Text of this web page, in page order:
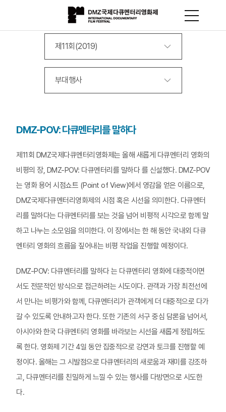
제11회(2019)
부대행사
DMZ-POV: 다큐멘터리를 말하다
제11회 DMZ국제다큐멘터리영화제는 올해 새롭게 다큐멘터리 영화의
비평의 장, DMZ-POV: 다큐멘터리를 말하다 를 신설했다. DMZ-POV
는 영화 용어 시점쇼트 (Point of View)에서 영감을 얻은 이름으로,
DMZ국제다큐멘터리영화제의 시점 혹은 시선을 의미한다. 다큐멘터
리를 말하다는 다큐멘터리를 보는 것을 넘어 비평적 시각으로 함께 말
하고 나누는 소모임을 의미한다. 이 장에서는 한 해 동안 국내외 다큐
멘터리 영화의 흐름을 짚어내는 비평 작업을 진행할 예정이다.
DMZ-POV: 다큐멘터리를 말하다 는 다큐멘터리 영화에 대중적이면
서도 전문적인 방식으로 접근하려는 시도이다. 관객과 가장 최전선에
서 만나는 비평가와 함께, 다큐멘터리가 관객에게 더 대중적으로 다가
갈 수 있도록 안내하고자 한다. 또한 기존의 서구 중심 담론을 넘어서,
아시아와 한국 다큐멘터리 영화를 바라보는 시선을 새롭게 정립하도
록 한다. 영화제 기간 4일 동안 집중적으로 강연과 토크를 진행할 예
정이다. 올해는 그 시발점으로 다큐멘터리의 새로움과 재미를 강조하
고, 다큐멘터리를 친밀하게 느낄 수 있는 행사를 다방면으로 시도한
다.